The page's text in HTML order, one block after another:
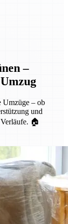
–
Umzüge – ob
und
🏠